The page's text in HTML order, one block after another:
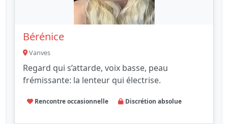
Bérénice
Vanves
Regard qui s’attarde, voix basse, peau
frémissante: la lenteur qui électrise.
Rencontre occasionnelle Discrétion absolue